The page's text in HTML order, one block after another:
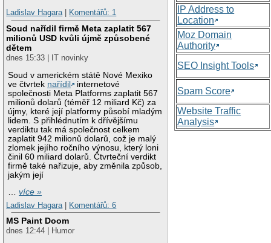
Ladislav Hagara| Komentářů: 1
Soud nařídil firmě Meta zaplatit 567
milionů USD kvůli újmě způsobené
dětem
dnes 15:33 | IT novinky
Soud v americkém státě Nové Mexiko
ve čtvrtek nařídil
internetové
společnosti Meta Platforms zaplatit 567
milionů dolarů (téměř 12 miliard Kč) za
újmy, které její platformy působí mladým
lidem. S přihlédnutím k dřívějšímu
verdiktu tak má společnost celkem
zaplatit 942 milionů dolarů, což je malý
zlomek jejího ročního výnosu, který loni
činil 60 miliard dolarů. Čtvrteční verdikt
firmě také nařizuje, aby změnila způsob,
jakým její
…více »
Ladislav Hagara
Komentářů: 6
MS Paint Doom
dnes 12:44 | Humor
IP Address to
Location
Moz Domain
Authority
SEO Insight Tools
Spam Score
Website Traffic
Analysis